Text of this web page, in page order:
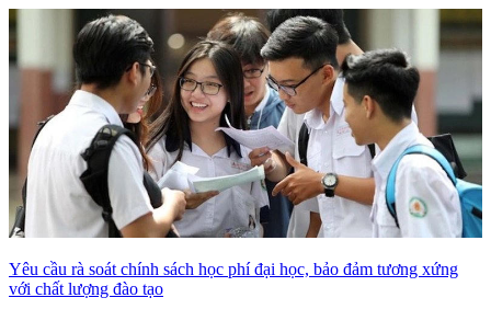
Yêu cầu rà soát chính sách học phí đại học, bảo đảm tương xứng
với chất lượng đào tạo